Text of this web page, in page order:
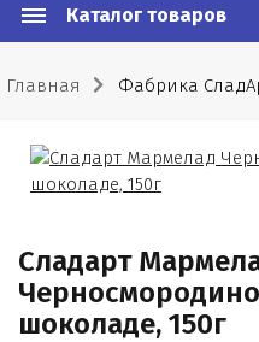
Каталог товаров
Главная Фабрика
Сладарт
шоколаде, 150г